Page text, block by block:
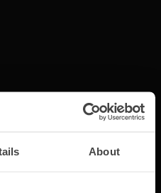
About